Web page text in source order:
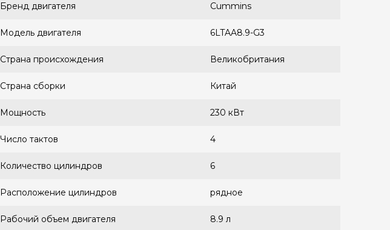
Бренд двигателя Cummins
Модель двигателя 6LTAA8.9-G3
Страна происхождения Великобритания
Страна сборки Китай
Мощность 230 кВт
Число тактов 4
Количество цилиндров 6
Расположение цилиндров рядное
Рабочий объем двигателя 8.9 л